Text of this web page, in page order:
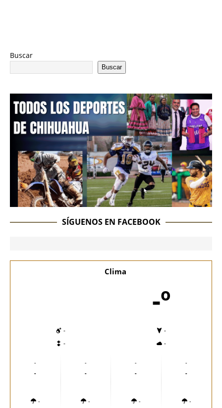
Buscar
Buscar
SÍGUENOS EN FACEBOOK
Clima
-º
-
-
-
-
-
-
-
-
-
-
-
-
-
-
-
-